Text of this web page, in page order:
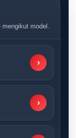
model.
›
›